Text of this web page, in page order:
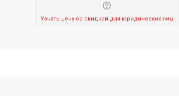
Узнать цену со скидкой для юридических лиц